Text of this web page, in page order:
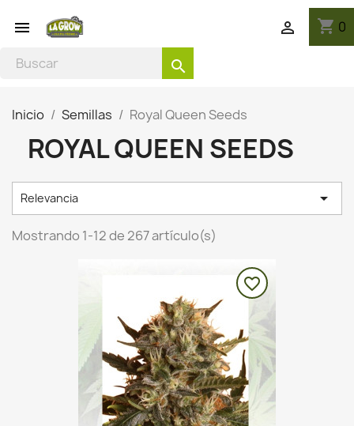
 shopping_cart 0

search
Inicio Semillas Royal Queen Seeds
ROYAL QUEEN SEEDS
Relevancia 
Mostrando 1-12 de 267 artículo(s)
favorite_border